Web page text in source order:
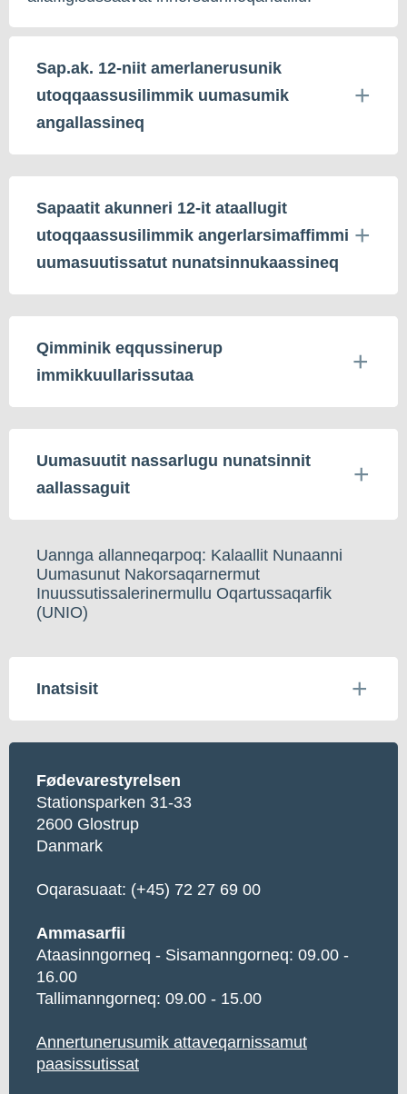
Sap.ak. 12-niit amerlanerusunik
utoqqaassusilimmik uumasumik
angallassineq
Sapaatit akunneri 12-it ataallugit
utoqqaassusilimmik angerlarsimaffimmi
uumasuutissatut nunatsinnukaassineq
Qimminik eqqussinerup
immikkuullarissutaa
Uumasuutit nassarlugu nunatsinnit
aallassaguit
Uannga allanneqarpoq: Kalaallit Nunaanni
Uumasunut Nakorsaqarnermut
Inuussutissalerinermullu Oqartussaqarfik
(UNIO)
Inatsisit
Fødevarestyrelsen
Stationsparken 31-33
2600 Glostrup
Danmark
Oqarasuaat: (+45) 72 27 69 00
Ammasarfii
Ataasinngorneq - Sisamanngorneq: 09.00 -
16.00
Tallimanngorneq: 09.00 - 15.00
Annertunerusumik attaveqarnissamut
paasissutissat